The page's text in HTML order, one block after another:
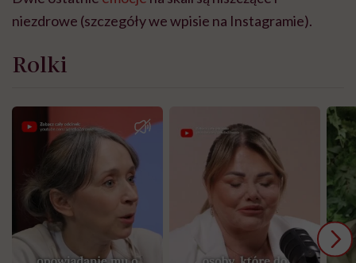
niezdrowe (szczegóły we wpisie na Instagramie).
Rolki